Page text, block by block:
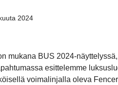
2024
mukana BUS 2024-
esittelemme
voimalinjalla oleva